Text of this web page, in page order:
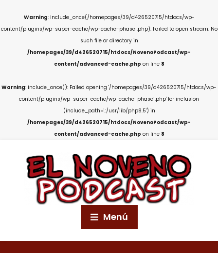
Warning: include_once(/homepages/39/d426520715/htdocs/wp-
content/plugins/wp-super-cache/wp-cache-phase1.php): Failed to open stream: No
such file or directory in
/homepages/39/d426520715/htdocs/NovenoPodcast/wp-
content/advanced-cache.php on line 8
Warning: include_once(): Failed opening '/homepages/39/d426520715/htdocs/wp-
content/plugins/wp-super-cache/wp-cache-phase1.php' for inclusion
(include_path='.:/usr/lib/php8.5') in
/homepages/39/d426520715/htdocs/NovenoPodcast/wp-
content/advanced-cache.php on line 8
Menú